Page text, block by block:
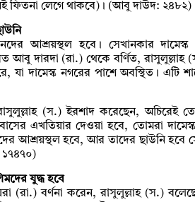
ফিতনা লেগে থাকবে)। (আবু দাউদ: ২৪৮২)
আশ্রয়স্থল হবে। সেখানকার দামেস্ক
আবু দারদা (রা.) থেকে বর্ণিত,
যা দামেস্ক নগরের পাশে অবস্থিত।
(স.) ইরশাদ করেছেন, অচিরেই
এখতিয়ার দেওয়া হবে, তোমরা
আশ্রয়স্থল হবে, আর তাদের ছাউনি হবে
যুদ্ধ হবে
(রা.) বর্ণনা করেন, রাসুলুল্লাহ (স.)